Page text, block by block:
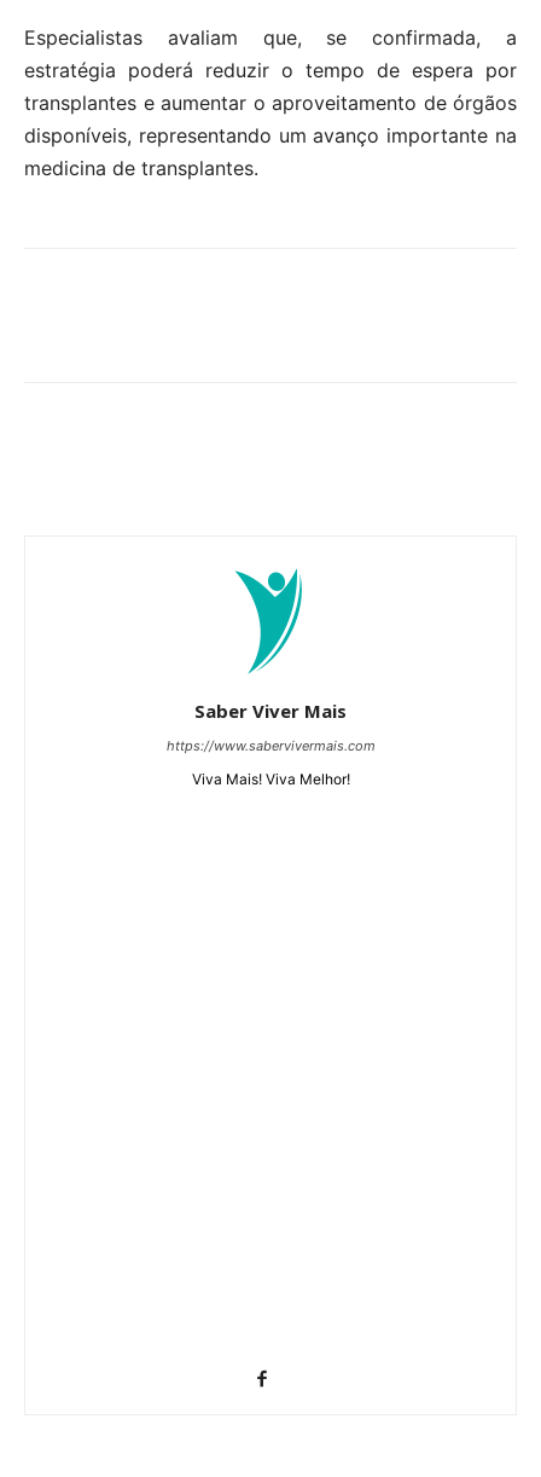
Especialistas avaliam que, se confirmada, a
estratégia poderá reduzir o tempo de espera por
transplantes e aumentar o aproveitamento de órgãos
disponíveis, representando um avanço importante na
medicina de transplantes.
Saber Viver Mais
https://www.sabervivermais.com
Viva Mais! Viva Melhor!